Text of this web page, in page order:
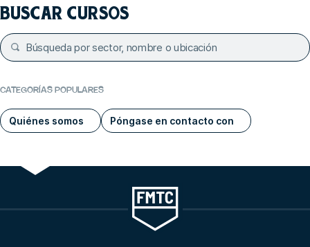
BUSCAR CURSOS
CATEGORÍAS POPULARES
Quiénes somos Póngase en contacto con